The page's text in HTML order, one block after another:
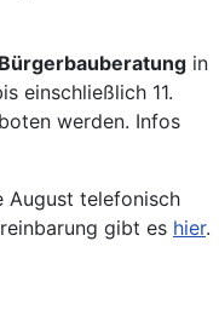
Bürgerbauberatung in
einschließlich 11.
werden. Infos
August telefonisch
gibt es hier.